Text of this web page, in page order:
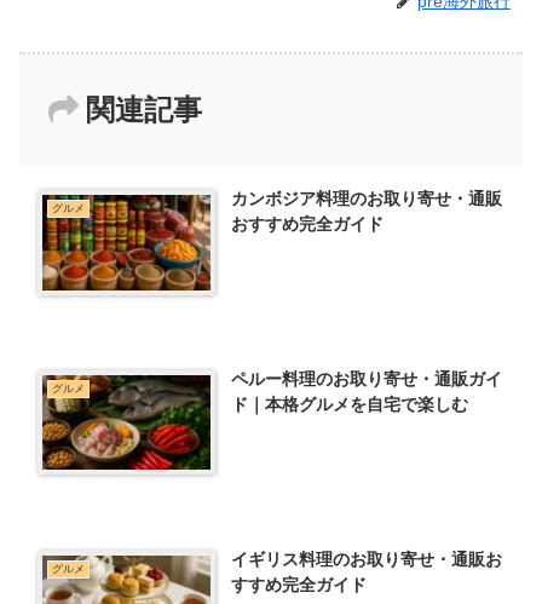
関連記事
グルメ
カンボジア料理のお取り寄せ・通販
おすすめ完全ガイド
グルメ
ペルー料理のお取り寄せ・通販ガイ
ド｜本格グルメを自宅で楽しむ
グルメ
イギリス料理のお取り寄せ・通販お
すすめ完全ガイド